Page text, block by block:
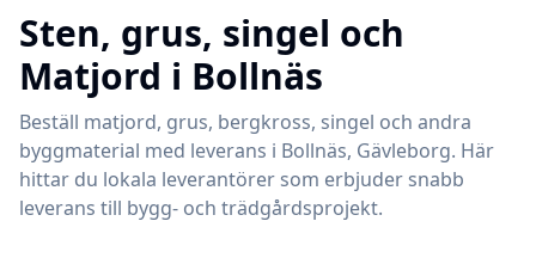
Sten, grus, singel och
Matjord i Bollnäs
Beställ matjord, grus, bergkross, singel och andra
byggmaterial med leverans i Bollnäs, Gävleborg. Här
hittar du lokala leverantörer som erbjuder snabb
leverans till bygg- och trädgårdsprojekt.